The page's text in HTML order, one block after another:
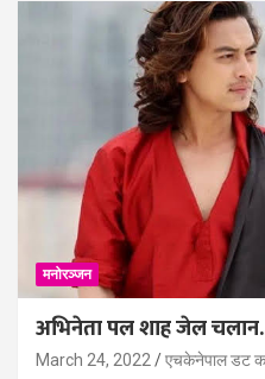
मनोरञ्जन
अभिनेता पल शाह जेल
March 24, 2022 एचकेनेपाल डट